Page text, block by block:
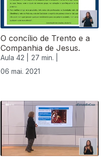
O concílio de Trento e a
Companhia de Jesus.
Aula 42 |
27 min. |
06 mai. 2021